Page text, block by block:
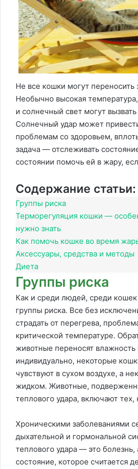
Не все кошки могут
Необычно высокая
и солнечный свет могут
Солнечный удар может
проблемам со здоровьем,
задача — отслеживать
состоянии помочь ей в жару,
Содержание статьи:
Группы риска
Терморегуляция кошки —
нужно знать
Как помочь кошке во время
Аксессуары, средства и методы
Диета
Группы риска
Как и среди людей, среди
группы риска. Все без
страдать от перегрева,
критической температуре.
животные переносят влажность
индивидуально, некоторые
чувствуют в сухом воздухе, а
жидком. Животные,
теплового удара, включают тех,
Хроническими заболеваниями
дыхательной и гормональной
теплового удара — это болезнь,
состояние, которое считается